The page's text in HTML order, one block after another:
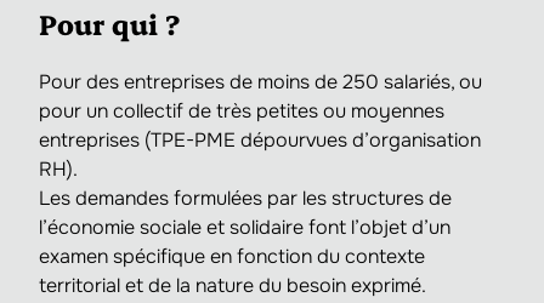
Pour qui ?
Pour des entreprises de moins de 250 salariés, ou
pour un collectif de très petites ou moyennes
entreprises (TPE-PME dépourvues d’organisation
RH).
Les demandes formulées par les structures de
l’économie sociale et solidaire font l’objet d’un
examen spécifique en fonction du contexte
territorial et de la nature du besoin exprimé.